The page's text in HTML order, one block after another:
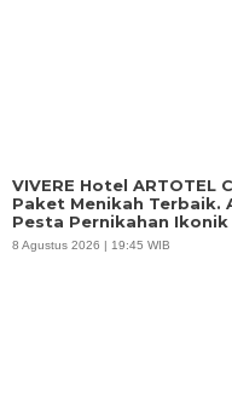
VIVERE Hotel
Paket Menikah Terbaik.
Pesta Pernikahan Ikonik
8 Agustus 2026 | 19:45 WIB